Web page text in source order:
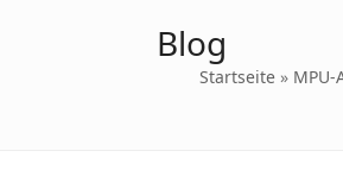
Blog
Startseite » MPU-